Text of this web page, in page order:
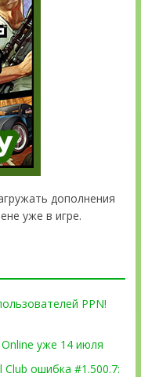
дополнения
уже в игре.
PPN!
уже 14 июля
Club ошибка #1.500.7: